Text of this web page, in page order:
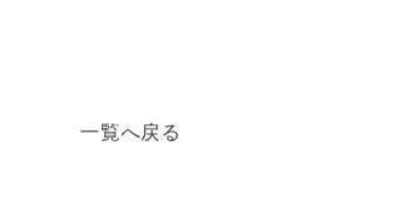
一覧へ戻る